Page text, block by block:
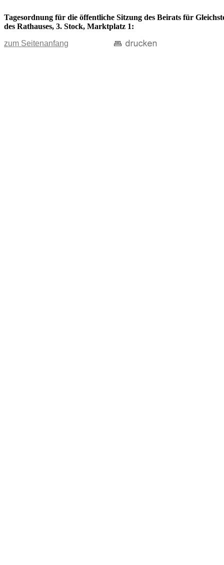
Tagesordnung für die öffentliche Sitzung des Beirats für
des Rathauses, 3. Stock, Marktplatz 1:
zum Seitenanfang